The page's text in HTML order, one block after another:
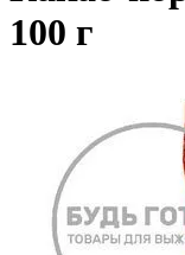
100 г